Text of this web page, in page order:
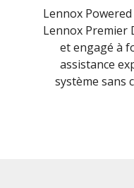
Lennox
Lennox Premier
et engagé à
assistance
système sans